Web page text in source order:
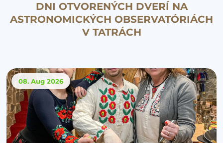
DNI OTVORENÝCH DVERÍ NA
ASTRONOMICKÝCH OBSERVATÓRIÁCH
V TATRÁCH
08. Aug 2026